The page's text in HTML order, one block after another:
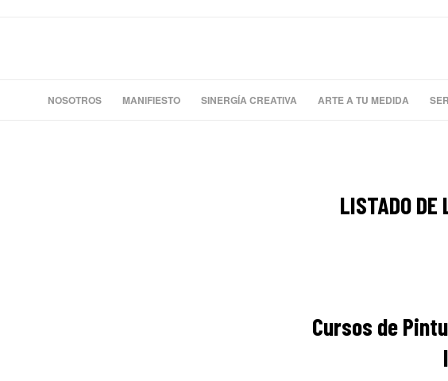
NOSOTROS MANIFIESTO SINERGÍA CREATIVA ARTE A TU MEDIDA
LISTADO DE
Cursos de